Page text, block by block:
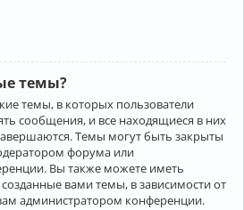
темы?
темы, в которых пользователи
сообщения, и все находящиеся в них
Темы могут быть закрыты
форума или
Вы также можете иметь
вами темы, в зависимости от
администратором конференции.